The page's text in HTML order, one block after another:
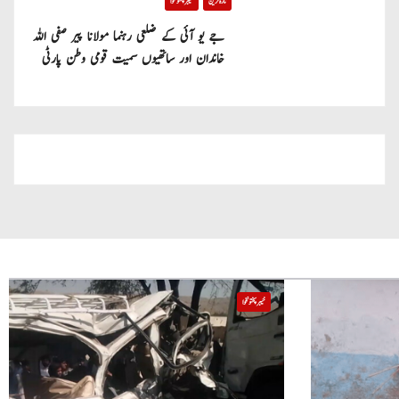
جے یو آئی کے ضلعی رہنما مولانا پیر صفی اللہ
خاندان اور ساتھیوں سمیت قومی وطن پارٹی
خیبر پختونخوا